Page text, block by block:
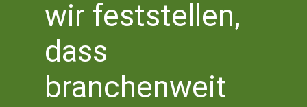
GEORG M. OSWALD
»DAS GRUNDGESETZ.
EIN LITERARISCHER
wir feststellen,
dass
branchenweit